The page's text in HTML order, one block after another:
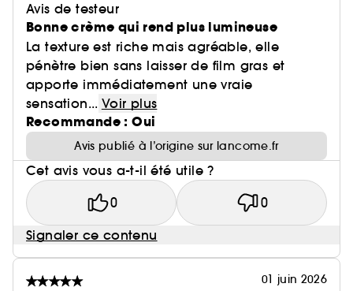
Avis de testeur
Bonne crème qui rend plus lumineuse
La texture est riche mais agréable, elle
pénètre bien sans laisser de film gras et
apporte immédiatement une vraie
sensation... Voir plus
Recommande : Oui
Avis publié à l’origine sur lancome.fr
Cet avis vous a-t-il été utile ?
0 0
Signaler ce contenu
01 juin 2026